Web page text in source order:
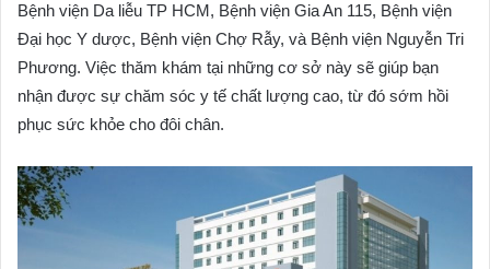
Bệnh viện Da liễu TP HCM, Bệnh viện Gia An 115, Bệnh viện
Đại học Y dược, Bệnh viện Chợ Rẫy, và Bệnh viện Nguyễn Tri
Phương. Việc thăm khám tại những cơ sở này sẽ giúp bạn
nhận được sự chăm sóc y tế chất lượng cao, từ đó sớm hồi
phục sức khỏe cho đôi chân.